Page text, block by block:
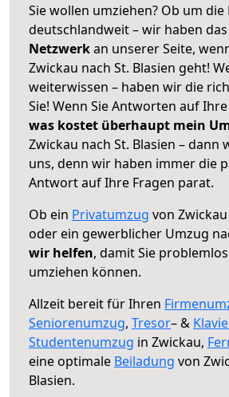
Sie wollen umziehen? Ob um die
deutschlandweit – wir haben das
Netzwerkan unserer Seite,
Zwickau nach St. Blasien geht!
weiterwissen – haben wir die
Sie! Wenn Sie Antworten auf
was kostet überhaupt mein
Zwickau nach St. Blasien – dann
uns, denn wir haben immer die
Antwort auf Ihre Fragen parat.
Ob ein Privatumzug von
oder ein gewerblicher Umzug
wir helfen, damit Sie
umziehen können.
Allzeit bereit für Ihren
Seniorenumzug, Tresor– &
Studentenumzug in Zwickau,
eine optimale Beiladung von
Blasien.